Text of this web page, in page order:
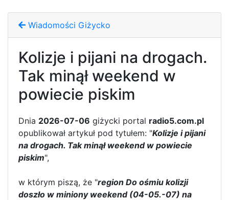
Wiadomości Giżycko
Kolizje i pijani na drogach.
Tak minął weekend w
powiecie piskim
Dnia 2026-07-06 giżycki portal radio5.com.pl
opublikował artykuł pod tytułem: "Kolizje i pijani
na drogach. Tak minął weekend w powiecie
piskim",
w którym piszą, że "region Do ośmiu kolizji
doszło w miniony weekend (04-05.-07) na